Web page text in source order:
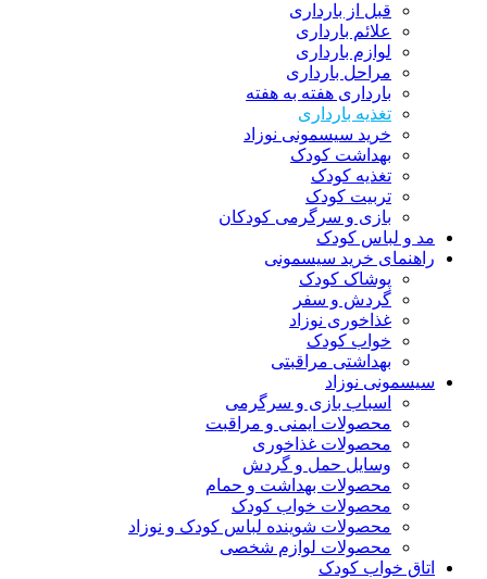
قبل از بارداری
علائم بارداری
لوازم بارداری
مراحل بارداری
بارداری هفته به هفته
تغذیه بارداری
خرید سیسمونی نوزاد
بهداشت کودک
تغذیه کودک
تربیت کودک
بازی و سرگرمی کودکان
مد و لباس کودک
راهنمای خرید سیسمونی
پوشاک کودک
گردش و سفر
غذاخوری نوزاد
خواب کودک
بهداشتی مراقبتی
سیسمونی نوزاد
اسباب بازی و سرگرمی
محصولات ایمنی و مراقبت
محصولات غذاخوری
وسایل حمل و گردش
محصولات بهداشت و حمام
محصولات خواب کودک
محصولات شوینده لباس کودک و نوزاد
محصولات لوازم شخصی
اتاق خواب کودک